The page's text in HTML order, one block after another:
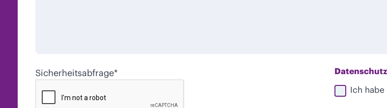
Sicherheitsabfrage*
Datenschutz
Ich habe